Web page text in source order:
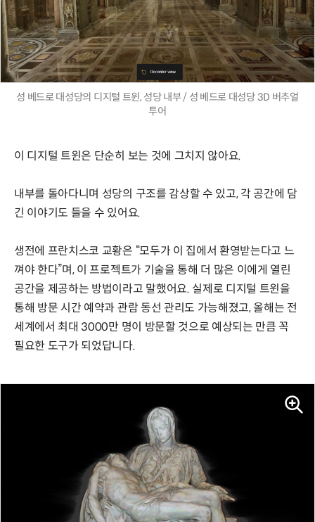
성 베드로 대성당의 디지털 트윈, 성당 내부 / 성 베드로 대성당 3D 버추얼
투어
이 디지털 트윈은 단순히 보는 것에 그치지 않아요.
내부를 돌아다니며 성당의 구조를 감상할 수 있고, 각 공간에 담
긴 이야기도 들을 수 있어요.
생전에 프란치스코 교황은 “모두가 이 집에서 환영받는다고 느
껴야 한다”며, 이 프로젝트가 기술을 통해 더 많은 이에게 열린
공간을 제공하는 방법이라고 말했어요. 실제로 디지털 트윈을
통해 방문 시간 예약과 관람 동선 관리도 가능해졌고, 올해는 전
세계에서 최대 3000만 명이 방문할 것으로 예상되는 만큼 꼭
필요한 도구가 되었답니다.